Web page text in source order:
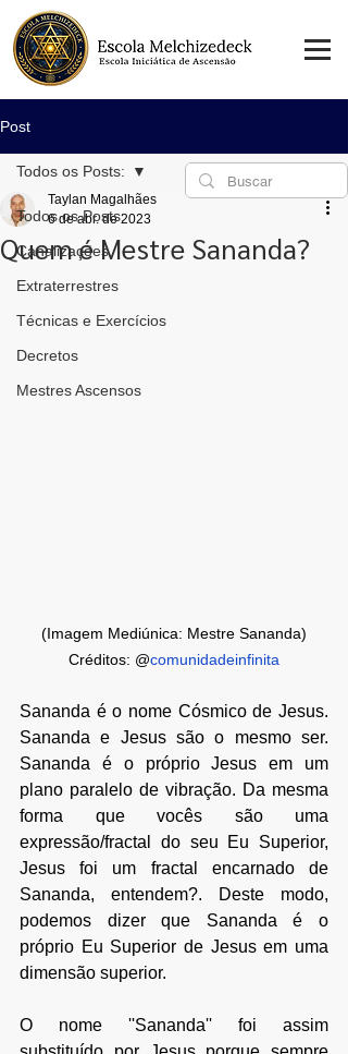
Post
Todos os Posts:
Canalizações
Extraterrestres
Técnicas e Exercícios
Decretos
Mestres Ascensos
Todos os Posts:
Quem é Mestre Sananda?
Taylan Magalhães
6 de abr. de 2023
(Imagem Mediúnica: Mestre Sananda)
Créditos: @comunidadeinfinita
Sananda é o nome Cósmico de Jesus.
Sananda e Jesus são o mesmo ser.
Sananda é o próprio Jesus em um
plano paralelo de vibração. Da mesma
forma que vocês são uma
expressão/fractal do seu Eu Superior,
Jesus foi um fractal encarnado de
Sananda, entendem?. Deste modo,
podemos dizer que Sananda é o
próprio Eu Superior de Jesus em uma
dimensão superior.
O nome ''Sananda'' foi assim